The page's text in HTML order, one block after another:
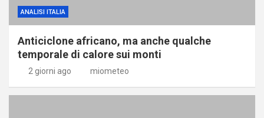
ANALISI ITALIA
Anticiclone africano, ma anche qualche
temporale di calore sui monti
2 giorni ago miometeo